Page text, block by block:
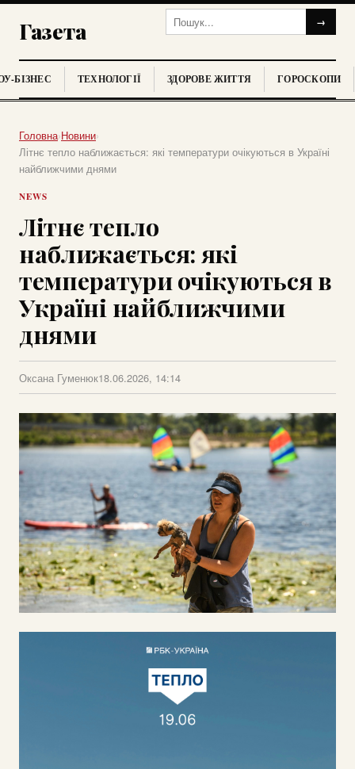
Газета →
БІЗНЕС ТЕХНОЛОГІЇ ЗДОРОВЕ ЖИТТЯ ГОРОСКОПИ
Головна›Новини›
Літнє тепло наближається: які температури очікуються в Україні
найближчими днями
NEWS
Літнє тепло
наближається: які
температури очікуються в
Україні найближчими
днями
Оксана Гуменюк18.06.2026, 14:14